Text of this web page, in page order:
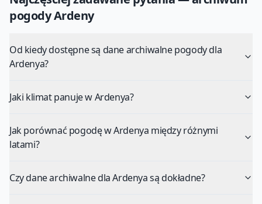
pogodyArdeny
Od kiedy dostępne są dane archiwalne pogody dla
Ardenya?
Jaki klimat panuje w Ardenya?
Jak porównać pogodę w Ardenya między różnymi
latami?
Czy dane archiwalne dla Ardenya są dokładne?